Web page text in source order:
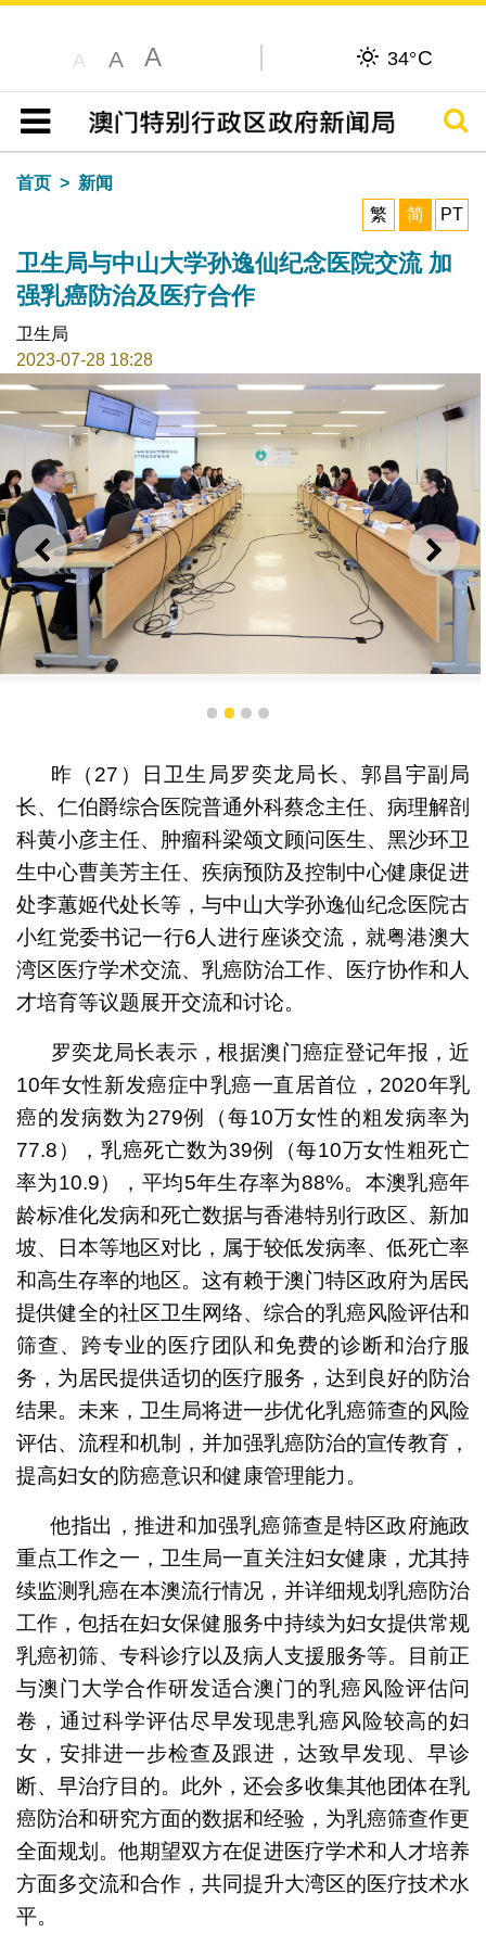
A A A 34°C
目录
搜寻
首页
新闻
繁
简 PT
卫生局与中山大学孙逸仙纪念医院交流 加
强乳癌防治及医疗合作
卫生局
2023-07-28 18:28
上一则 下一
1 2 3 4
昨（27）日卫生局罗奕龙局长、郭昌宇副局
长、仁伯爵综合医院普通外科蔡念主任、病理解剖
科黄小彦主任、肿瘤科梁颂文顾问医生、黑沙环卫
生中心曹美芳主任、疾病预防及控制中心健康促进
处李蕙姬代处长等，与中山大学孙逸仙纪念医院古
小红党委书记一行6人进行座谈交流，就粤港澳大
湾区医疗学术交流、乳癌防治工作、医疗协作和人
才培育等议题展开交流和讨论。
罗奕龙局长表示，根据澳门癌症登记年报，近
10年女性新发癌症中乳癌一直居首位，2020年乳
癌的发病数为279例（每10万女性的粗发病率为
77.8），乳癌死亡数为39例（每10万女性粗死亡
率为10.9），平均5年生存率为88%。本澳乳癌年
龄标准化发病和死亡数据与香港特别行政区、新加
坡、日本等地区对比，属于较低发病率、低死亡率
和高生存率的地区。这有赖于澳门特区政府为居民
提供健全的社区卫生网络、综合的乳癌风险评估和
筛查、跨专业的医疗团队和免费的诊断和治疗服
务，为居民提供适切的医疗服务，达到良好的防治
结果。未来，卫生局将进一步优化乳癌筛查的风险
评估、流程和机制，并加强乳癌防治的宣传教育，
提高妇女的防癌意识和健康管理能力。
他指出，推进和加强乳癌筛查是特区政府施政
重点工作之一，卫生局一直关注妇女健康，尤其持
续监测乳癌在本澳流行情况，并详细规划乳癌防治
工作，包括在妇女保健服务中持续为妇女提供常规
乳癌初筛、专科诊疗以及病人支援服务等。目前正
与澳门大学合作研发适合澳门的乳癌风险评估问
卷，通过科学评估尽早发现患乳癌风险较高的妇
女，安排进一步检查及跟进，达致早发现、早诊
断、早治疗目的。此外，还会多收集其他团体在乳
癌防治和研究方面的数据和经验，为乳癌筛查作更
全面规划。他期望双方在促进医疗学术和人才培养
方面多交流和合作，共同提升大湾区的医疗技术水
平。